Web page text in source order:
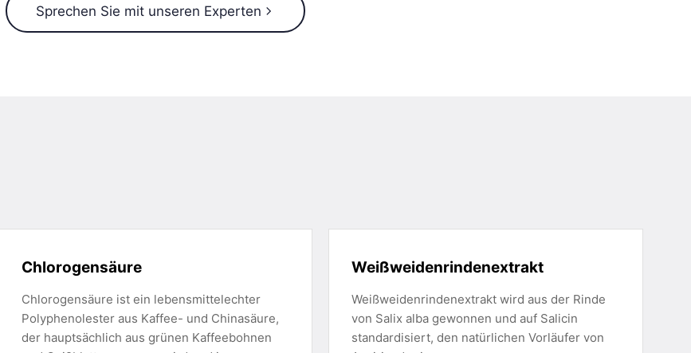
Sprechen Sie mit unseren Experten
Chlorogensäure
Chlorogensäure ist ein lebensmittelechter
Polyphenolester aus Kaffee- und Chinasäure,
der hauptsächlich aus grünen Kaffeebohnen
Weißweidenrindenextrakt
Weißweidenrindenextrakt wird aus der Rinde
von Salix alba gewonnen und auf Salicin
standardisiert, den natürlichen Vorläufer von